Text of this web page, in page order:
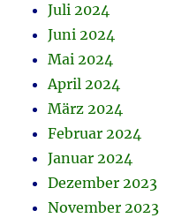
Juli 2024
Juni 2024
Mai 2024
April 2024
März 2024
Februar 2024
Januar 2024
Dezember 2023
November 2023